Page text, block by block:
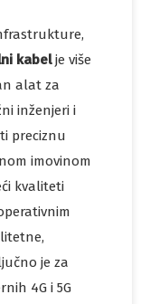
kabelje više
alat za
inženjeri i
preciznu
imovinom
kvaliteti
je za
4G i 5G